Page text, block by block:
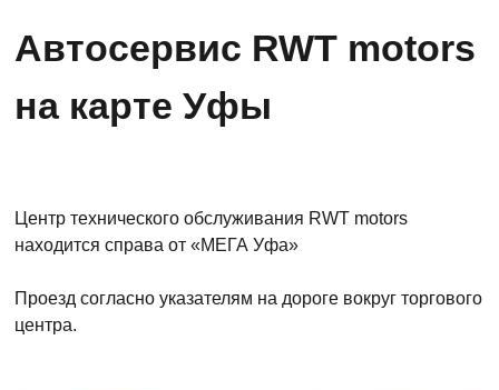
Автосервис RWT motors
на карте Уфы
Центр технического обслуживания RWT motors
находится справа от «МЕГА Уфа»
Проезд согласно указателям на дороге вокруг торгового
центра.